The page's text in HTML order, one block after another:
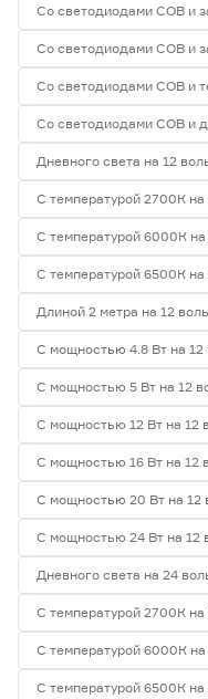
Со светодиодами СОВ и
Со светодиодами СОВ и
Со светодиодами СОВ и
Со светодиодами СОВ и
Дневного света на 12
С температурой 2700К на
С температурой 6000К на
С температурой 6500К на
Длиной 2 метра на 12
С мощностью 4.8 Вт на 12
С мощностью 5 Вт на 12
С мощностью 12 Вт на 12
С мощностью 16 Вт на 12
С мощностью 20 Вт на 12
С мощностью 24 Вт на 12
Дневного света на 24
С температурой 2700К на
С температурой 6000К на
С температурой 6500К на